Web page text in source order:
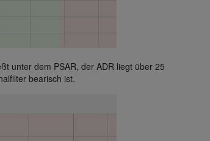
unter dem PSAR, der ADR liegt über 25
bearisch ist.